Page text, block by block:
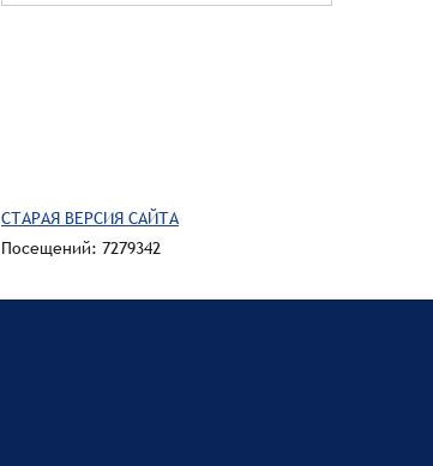
СТАРАЯ ВЕРСИЯ САЙТА
Посещений: 7279342